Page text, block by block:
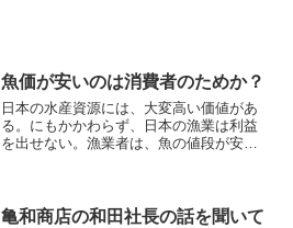
魚価が安いのは消費者のためか？
日本の水産資源には、大変高い価値があ
る。にもかかわらず、日本の漁業は利益
を出せない。漁業者は、魚の値段が安す
単価が２６０円、銚子の平...
亀和商店の和田社長の話を聞いて